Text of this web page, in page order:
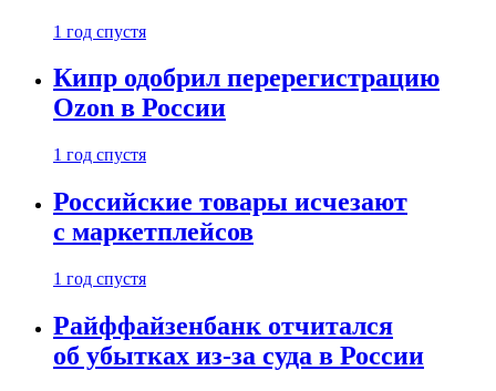
1 год спустя
Кипр одобрил перерегистрацию
Ozon в России
1 год спустя
Российские товары исчезают
с маркетплейсов
1 год спустя
Райффайзенбанк отчитался
об убытках из-за суда в России